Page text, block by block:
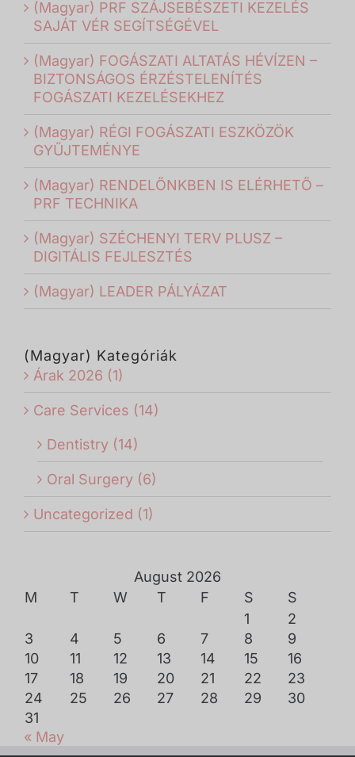
(Magyar) PRF SZÁJSEBÉSZETI KEZELÉS
SAJÁT VÉR SEGÍTSÉGÉVEL
(Magyar) FOGÁSZATI ALTATÁS HÉVÍZEN –
BIZTONSÁGOS ÉRZÉSTELENÍTÉS
FOGÁSZATI KEZELÉSEKHEZ
(Magyar) RÉGI FOGÁSZATI ESZKÖZÖK
GYŰJTEMÉNYE
(Magyar) RENDELŐNKBEN IS ELÉRHETŐ –
PRF TECHNIKA
(Magyar) SZÉCHENYI TERV PLUSZ –
DIGITÁLIS FEJLESZTÉS
(Magyar) LEADER PÁLYÁZAT
(Magyar) Kategóriák
Árak 2026 (1)
Care Services (14)
Dentistry (14)
Oral Surgery (6)
Uncategorized (1)
August 2026
M
T W T F S
S
1
2
3
4 5 6 7 8
9
10
11 12 13 14 15
16
17
18 19 20 21 22
23
24
25 26 27 28 29
30
31
« May